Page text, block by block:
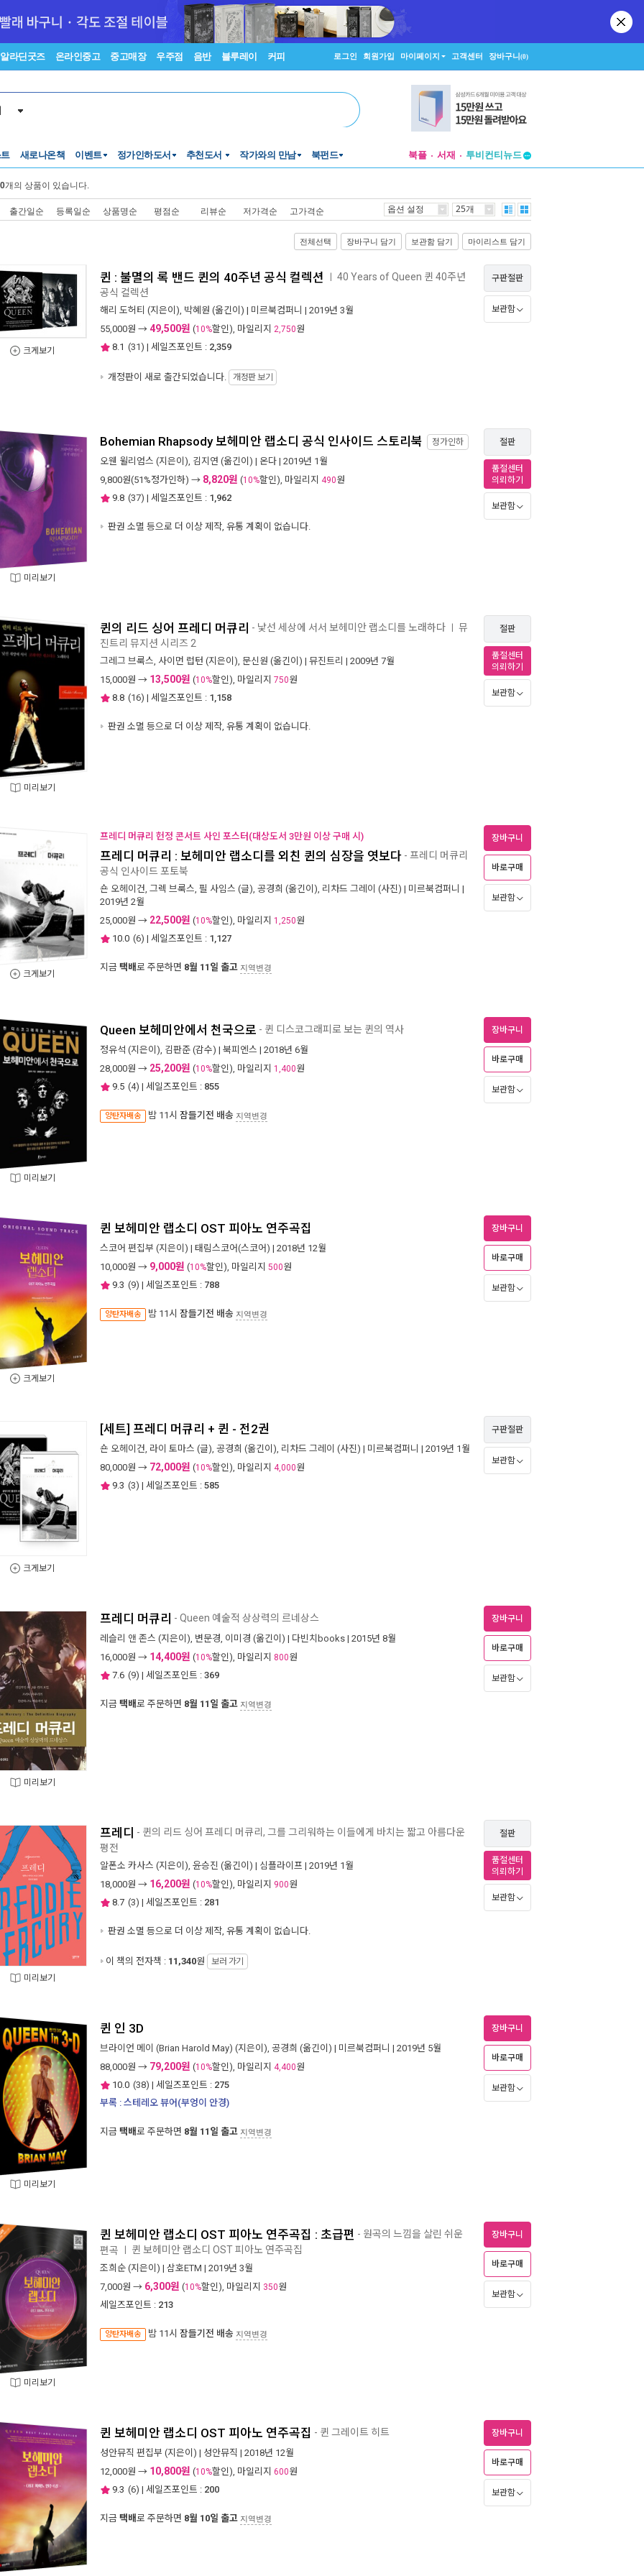
알라딘굿즈 온라인중고 중고매장 우주점 음반 블루레이 커피 로그인 회원가입 마이페이지 고객센터 장바구니(0)
새로나온책 이벤트 정가인하도서 추천도서 작가와의 만남 북펀드 북플 서재
투비컨티뉴드
개의 상품이 있습니다.
출간일순 등록일순 상품명순 평점순 리뷰순 저가격순 고가격순 옵션 설정 25개
전체선택 장바구니 담기 보관함 담기 마이리스트 담기
크게보기
퀸 : 불멸의 록 밴드 퀸의 40주년 공식 컬렉션 40 Years of Queen 퀸 40주년
공식 컬렉션
해리 도허티 (지은이), 박혜원 (옮긴이) | 미르북컴퍼니 | 2019년 3월
55,000원 → 49,500원 (10%할인), 마일리지 2,750원
8.1 (31) | 세일즈포인트 : 2,359
개정판이 새로 출간되었습니다. 개정판 보기
구판절판
보관함
미리보기
Bohemian Rhapsody 보헤미안 랩소디 공식 인사이드 스토리북 정가인하
오웬 윌리엄스 (지은이), 김지연 (옮긴이) | 온다 | 2019년 1월
9,800원(51%정가인하) → 8,820원 (10%할인), 마일리지 490원
9.8 (37) | 세일즈포인트 : 1,962
판권 소멸 등으로 더 이상 제작, 유통 계획이 없습니다.
절판
품절센터
의뢰하기
보관함
미리보기
퀸의 리드 싱어 프레디 머큐리 - 낯선 세상에 서서 보헤미안 랩소디를 노래하다 뮤
진트리 뮤지션 시리즈 2
그레그 브룩스, 사이먼 럽턴 (지은이), 문신원 (옮긴이) | 뮤진트리 | 2009년 7월
15,000원 → 13,500원 (10%할인), 마일리지 750원
8.8 (16) | 세일즈포인트 : 1,158
판권 소멸 등으로 더 이상 제작, 유통 계획이 없습니다.
절판
품절센터
의뢰하기
보관함
크게보기
프레디 머큐리 헌정 콘서트 사인 포스터(대상도서 3만원 이상 구매 시)
프레디 머큐리 : 보헤미안 랩소디를 외친 퀸의 심장을 엿보다 - 프레디 머큐리
공식 인사이드 포토북
숀 오헤이건, 그렉 브룩스, 필 사임스 (글), 공경희 (옮긴이), 리차드 그레이 (사진) | 미르북컴퍼니 |
2019년 2월
25,000원 → 22,500원 (10%할인), 마일리지 1,250원
10.0 (6) | 세일즈포인트 : 1,127
지금 택배로 주문하면 8월 11일 출고 지역변경
장바구니
바로구매
보관함
미리보기
Queen 보헤미안에서 천국으로 - 퀸 디스코그래피로 보는 퀸의 역사
정유석 (지은이), 김판준 (감수) | 북피엔스 | 2018년 6월
28,000원 → 25,200원 (10%할인), 마일리지 1,400원
9.5 (4) | 세일즈포인트 : 855
양탄자배송 밤 11시 잠들기전 배송 지역변경
장바구니
바로구매
보관함
크게보기
퀸 보헤미안 랩소디 OST 피아노 연주곡집
스코어 편집부 (지은이) | 태림스코어(스코어) | 2018년 12월
10,000원 → 9,000원 (10%할인), 마일리지 500원
9.3 (9) | 세일즈포인트 : 788
양탄자배송 밤 11시 잠들기전 배송 지역변경
장바구니
바로구매
보관함
크게보기
[세트] 프레디 머큐리 + 퀸 - 전2권
숀 오헤이건, 라이 토마스 (글), 공경희 (옮긴이), 리차드 그레이 (사진) | 미르북컴퍼니 | 2019년 1월
80,000원 → 72,000원 (10%할인), 마일리지 4,000원
9.3 (3) | 세일즈포인트 : 585
구판절판
보관함
미리보기
프레디 머큐리 - Queen 예술적 상상력의 르네상스
레슬리 앤 존스 (지은이), 변문경, 이미경 (옮긴이) | 다빈치books | 2015년 8월
16,000원 → 14,400원 (10%할인), 마일리지 800원
7.6 (9) | 세일즈포인트 : 369
지금 택배로 주문하면 8월 11일 출고 지역변경
장바구니
바로구매
보관함
미리보기
프레디 - 퀸의 리드 싱어 프레디 머큐리, 그를 그리워하는 이들에게 바치는 짧고 아름다운
평전
알폰소 카사스 (지은이), 윤승진 (옮긴이) | 심플라이프 | 2019년 1월
18,000원 → 16,200원 (10%할인), 마일리지 900원
8.7 (3) | 세일즈포인트 : 281
판권 소멸 등으로 더 이상 제작, 유통 계획이 없습니다.
이 책의 전자책 : 11,340원 보러 가기
절판
품절센터
의뢰하기
보관함
미리보기
퀸 인 3D
브라이언 메이 (Brian Harold May) (지은이), 공경희 (옮긴이) | 미르북컴퍼니 | 2019년 5월
88,000원 → 79,200원 (10%할인), 마일리지 4,400원
10.0 (38) | 세일즈포인트 : 275
부록 : 스테레오 뷰어(부엉이 안경)
지금 택배로 주문하면 8월 11일 출고 지역변경
장바구니
바로구매
보관함
미리보기
퀸 보헤미안 랩소디 OST 피아노 연주곡집 : 초급편 - 원곡의 느낌을 살린 쉬운
편곡 퀸 보헤미안 랩소디 OST 피아노 연주곡집
조희순 (지은이) | 삼호ETM | 2019년 3월
7,000원 → 6,300원 (10%할인), 마일리지 350원
세일즈포인트 : 213
양탄자배송 밤 11시 잠들기전 배송 지역변경
장바구니
바로구매
보관함
퀸 보헤미안 랩소디 OST 피아노 연주곡집 - 퀸 그레이트 히트
성안뮤직 편집부 (지은이) | 성안뮤직 | 2018년 12월
12,000원 → 10,800원 (10%할인), 마일리지 600원
9.3 (6) | 세일즈포인트 : 200
지금 택배로 주문하면 8월 10일 출고 지역변경
장바구니
바로구매
보관함